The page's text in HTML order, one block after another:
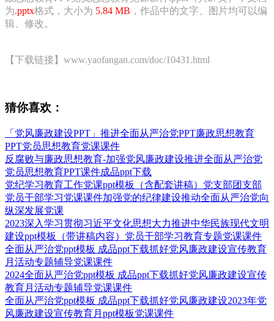
为.pptx格式，大小为 5.84 MB ，作品中的文字、图片均可以编
辑、修改。
【下载链接】www.yaofangan.com/doc/10431.html
猜你喜欢：
「党风廉政建设PPT」推进全面从严治党PPT廉政思想教育
PPT党员思想教育党课课件
反腐败与廉政思想教育-加强党风廉政建设推进全面从严治党
党员思想教育PPT课件成品ppt下载
党纪学习教育工作党课ppt模板（含配套讲稿）党支部团支部
党员干部学习党课课件加强党的纪律建设推动全面从严治党向
纵深发展党课
2023深入学习贯彻习近平文化思想大力推进中华民族现代文明
建设ppt模板（带讲稿内容）党员干部学习教育专题党课课件
全面从严治党ppt模板 成品ppt下载抓好党风廉政建设宣传教育
月活动专题辅导党课课件
2024全面从严治党ppt模板 成品ppt下载抓好党风廉政建设宣传
教育月活动专题辅导党课课件
全面从严治党ppt模板 成品ppt下载抓好党风廉政建设2023年党
风廉政建设宣传教育月ppt模板党课课件